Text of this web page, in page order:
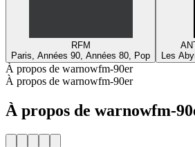
RFM
Paris, Années 90, Années 80, Pop
Les
À propos de warnowfm-90er
À propos de warnowfm-90er
À propos de warnowfm-